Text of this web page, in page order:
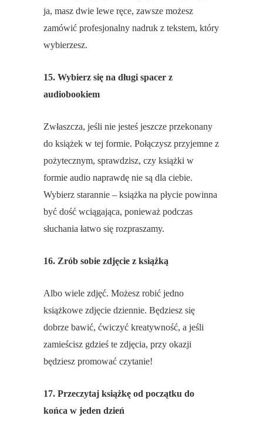
ja, masz dwie lewe ręce, zawsze możesz
zamówić profesjonalny nadruk z tekstem, który
wybierzesz.
15. Wybierz się na długi spacer z
audiobookiem
Zwłaszcza, jeśli nie jesteś jeszcze przekonany
do książek w tej formie. Połączysz przyjemne z
pożytecznym, sprawdzisz, czy książki w
formie audio naprawdę nie są dla ciebie.
Wybierz starannie – książka na płycie powinna
być dość wciągająca, ponieważ podczas
słuchania łatwo się rozpraszamy.
16. Zrób sobie zdjęcie z książką
Albo wiele zdjęć. Możesz robić jedno
książkowe zdjęcie dziennie. Będziesz się
dobrze bawić, ćwiczyć kreatywność, a jeśli
zamieścisz gdzieś te zdjęcia, przy okazji
będziesz promować czytanie!
17. Przeczytaj książkę od początku do
końca w jeden dzień